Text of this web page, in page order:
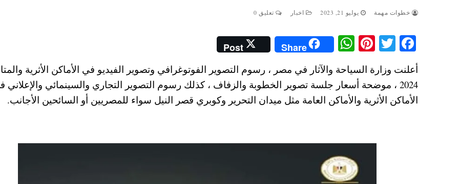
خطوات مهمة يوليو 21, 2023 اخبار تعليق 0
Fa
bo
ok
T
wi
tte
r
Pi
nt
er
es
t
W
ha
ts
A
pp
Share
Post
أعلنت وزارة السياحة والآثار في مصر ، رسوم التصوير الفوتوغرافي وتصوير الفيديو في الأماكن الأثرية
2024 ، موضحة أسعار جلسة تصوير الخطوبة والزفاف ، كذلك رسوم التصوير التجاري والسينمائي والإعلاني
الأماكن الأثرية والأماكن العامة مثل ميدان التحرير وكوبري قصر النيل سواء للمصريين أو السائحين الأجانب.